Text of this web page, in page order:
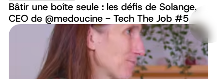
Bâtir une boîte seule : les défis de Solange,
CEO de ‪@medoucine‬ - Tech The Job #5